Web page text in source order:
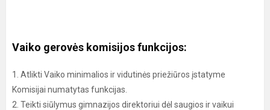
Vaiko gerovės komisijos funkcijos:
1. Atlikti Vaiko minimalios ir vidutinės priežiūros įstatyme
Komisijai numatytas funkcijas.
2. Teikti siūlymus gimnazijos direktoriui dėl saugios ir vaikui